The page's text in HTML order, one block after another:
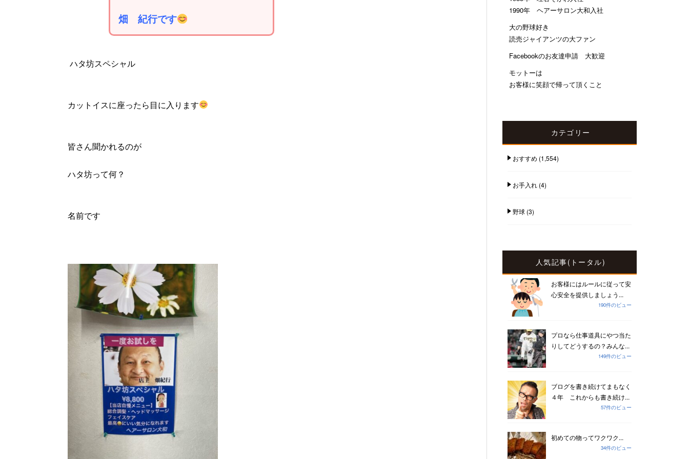
畑 紀行です
ハタ坊スペシャル
カットイスに座ったら目に入ります
皆さん聞かれるのが
ハタ坊って何？
名前です
1990年 ヘアーサロン大和入社
大の野球好き
読売ジャイアンツの大ファン
Facebookのお友達申請 大歓迎
モットーは
お客様に笑顔で帰って頂くこと
カテゴリー
おすすめ (1,554)
お手入れ(4)
野球(3)
人気記事(トータル)
お客様にはルールに従って安
心安全を提供しましょう...
190件のビュー
プロなら仕事道具にやつ当た
りしてどうするの？みんな...
149件のビュー
ブログを書き続けてまもなく
４年 これからも書き続け...
57件のビュー
初めての物ってワクワク...
34件のビュー